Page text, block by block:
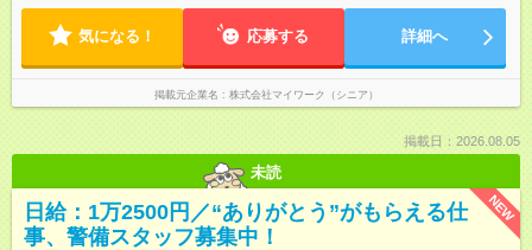
気になる！ 応募する 詳細へ
掲載元企業名 株式会社マイワーク（シニア）
掲載日：2026.08.05
未読
NEW
日給：1万2500円／“ありがとう”がもらえる仕
事、警備スタッフ募集中！